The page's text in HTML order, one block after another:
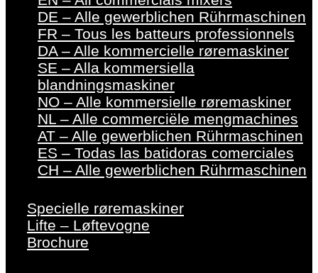
DE – Alle gewerblichen Rührmaschinen
FR – Tous les batteurs professionnels
DA – Alle kommercielle røremaskiner
SE – Alla kommersiella
blandningsmaskiner
NO – Alle kommersielle røremaskiner
NL – Alle commerciële mengmachines
AT – Alle gewerblichen Rührmaschinen
ES – Todas las batidoras comerciales
CH – Alle gewerblichen Rührmaschinen
Specielle røremaskiner
Lifte – Løftevogne
Brochure